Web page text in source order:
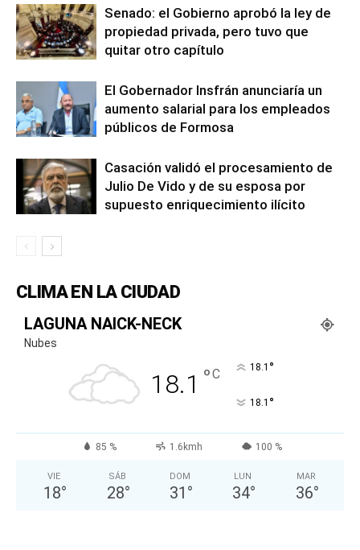
Senado: el Gobierno aprobó la ley de
propiedad privada, pero tuvo que
quitar otro capítulo
El Gobernador Insfrán anunciaría un
aumento salarial para los empleados
públicos de Formosa
Casación validó el procesamiento de
Julio De Vido y de su esposa por
supuesto enriquecimiento ilícito
CLIMA EN LA CIUDAD
LAGUNA NAICK-NECK
Nubes
18.1 °C 18.1 °
18.1 °
85 % 1.6kmh 100 %
VIE
18°
SÁB
28°
DOM
31 °
LUN
34°
MAR
36°